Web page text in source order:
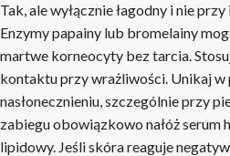
Tak, ale wyłącznie łagodny i nie
Enzymy papainy lub bromelainy
martwe korneocyty bez tarcia.
kontaktu przy wrażliwości. Unikaj
nasłonecznieniu, szczególnie przy
zabiegu obowiązkowo nałóż serum
lipidowy. Jeśli skóra reaguje